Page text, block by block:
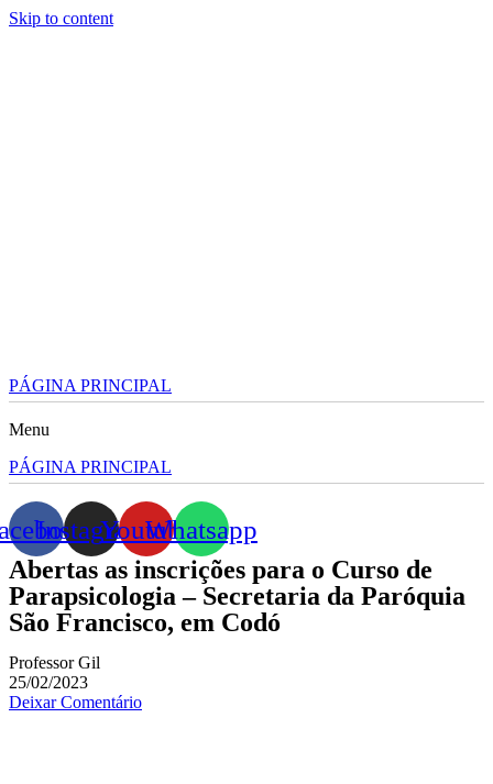
Skip to content
PÁGINA PRINCIPAL
Menu
PÁGINA PRINCIPAL
InstagramYoutubeWhatsapp
Abertas as inscrições para o Curso de
Parapsicologia – Secretaria da Paróquia
São Francisco, em Codó
Professor Gil
25/02/2023
Deixar Comentário